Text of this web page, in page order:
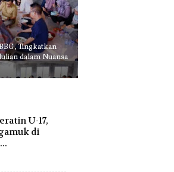
Tingkatkan
dalam Nuansa
U-17,
di